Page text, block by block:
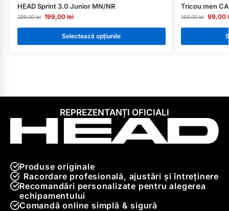
HEAD Sprint 3.0 Junior MN/NR
299,00lei 199,00 lei
Selectează opțiunile
Tricou men
149,00lei 99,00
REPREZENTANȚI OFICIALI
Produse originale
Racordare profesională, ajustări și întreținere
Recomandări personalizate pentru alegerea
echipamentului
Comandă online simplă & sigură